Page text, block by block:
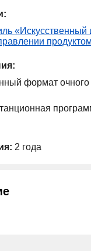
«Искусственный
формат очного
2 года